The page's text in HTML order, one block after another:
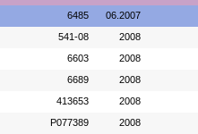
6485 06.2007
541-08 2008
6603 2008
6689 2008
413653 2008
P077389 2008